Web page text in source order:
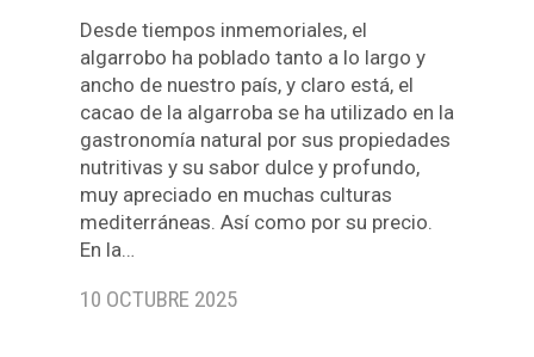
Desde tiempos inmemoriales, el
algarrobo ha poblado tanto a lo largo y
ancho de nuestro país, y claro está, el
cacao de la algarroba se ha utilizado en la
gastronomía natural por sus propiedades
nutritivas y su sabor dulce y profundo,
muy apreciado en muchas culturas
mediterráneas. Así como por su precio.
En la…
10 OCTUBRE 2025